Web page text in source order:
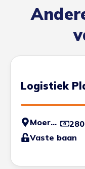
Logistiek
Moerdijk
Vaste baan